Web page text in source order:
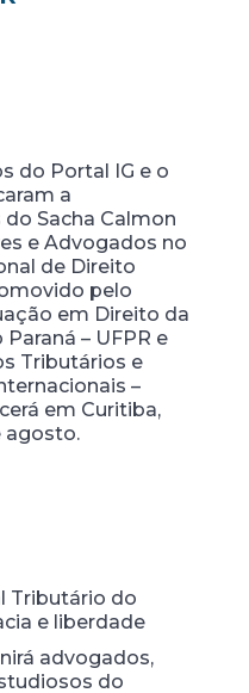
do Portal IG e o
a
Sacha Calmon
e Advogados no
de Direito
pelo
em Direito da
– UFPR e
Tributários e
–
em Curitiba,
agosto.
Tributário do
e liberdade
advogados,
do